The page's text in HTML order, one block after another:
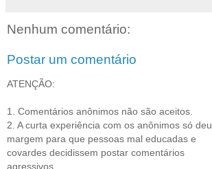
Nenhum comentário:
Postar um comentário
ATENÇÃO:
1. Comentários anônimos não são aceitos.
2. A curta experiência com os anônimos só deu
margem para que pessoas mal educadas e
covardes decidissem postar comentários
agressivos.